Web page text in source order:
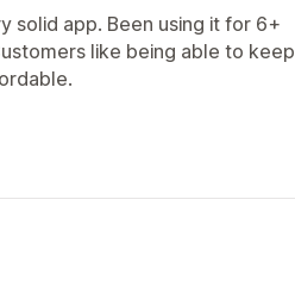
solid app. Been using it for 6+
like being able to keep